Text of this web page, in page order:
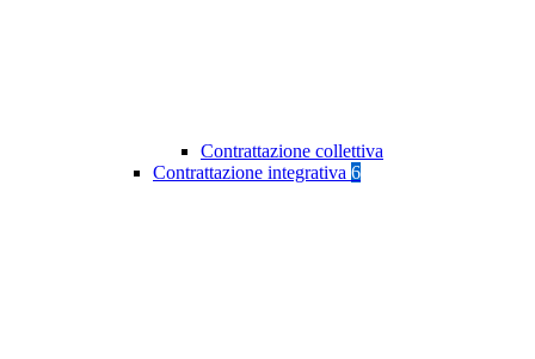
Contrattazione collettiva
Contrattazione integrativa 6